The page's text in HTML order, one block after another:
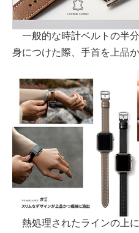
一般的な時計ベルトの半
身につけた際、手首を上品
熱処理されたラインの上